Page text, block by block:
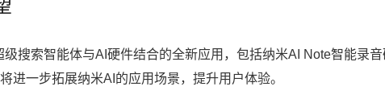
搜索智能体与AI硬件结合的全新应用，包括纳米AI Note智能录
进一步拓展纳米AI的应用场景，提升用户体验。